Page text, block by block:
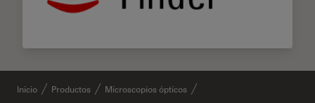
Inicio Productos
Microscopios ópticos